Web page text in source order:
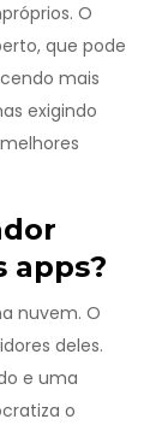
O
que pode
mais
exigindo
apps?
nuvem. O
deles.
e uma
o